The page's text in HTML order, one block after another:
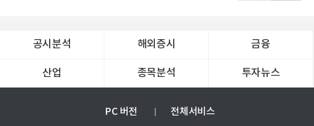
공시분석 해외증시 금융
산업 종목분석 투자뉴스
PC 버전 전체서비스